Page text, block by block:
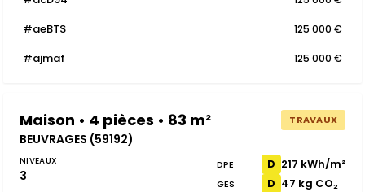
#aeBTS 125 000 €
#ajmaf 125 000 €
Maison • 4 pièces • 83 m² TRAVAUX
BEUVRAGES (59192)
NIVEAUX
3
DPE D 217 kWh/m²
GES D 47 kg CO₂